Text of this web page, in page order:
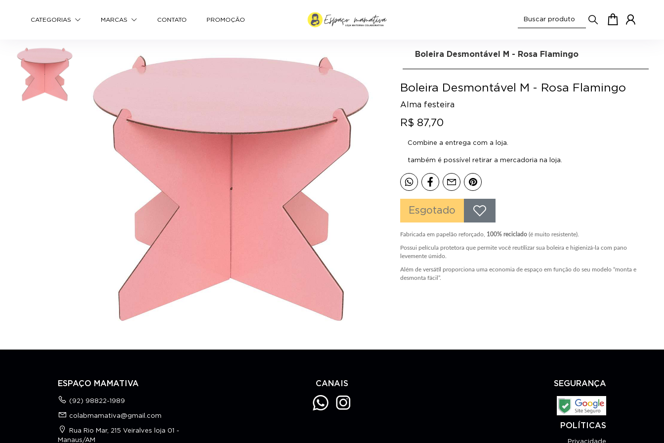
CATEGORIAS MARCAS CONTATO PROMOÇÃO
Boleira Desmontável M - Rosa Flamingo
Boleira Desmontável M - Rosa Flamingo
Alma festeira
R$ 87,70
Combine a entrega com a loja.
também é possível retirar a mercadoria na loja.
Esgotado
Fabricada em papelão reforçado, 100% reciclado (é muito resistente).
Possui película protetora que permite você reutilizar sua boleira e higienizá-la com pano
levemente úmido.
Além de versátil proporciona uma economia de espaço em função do seu modelo “monta e
desmonta fácil”.
ESPAÇO MAMATIVA
(92) 98822-1989
colabmamativa@gmail.com
Rua Rio Mar, 215 Veiralves loja 01 -
Manaus/AM
CANAIS SEGURANÇA
POLÍTICAS